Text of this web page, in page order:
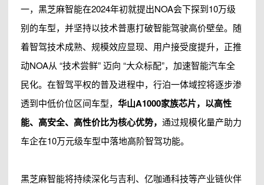
一，黑芝麻智能在2024年初就提出NOA会下探到10万级
别的车型，并坚持以技术普惠打破智能驾驶高价壁垒。随
着智驾技术成熟、规模效应显现、用户接受度提升，正推
动NOA从 “技术尝鲜” 迈向 “大众标配”，加速智能汽车全
民化。在智驾平权的普及进程中，行泊一体域控将逐步渗
透到中低价位区间车型， 华山A1000家族芯片，以高性
能、高安全、高性价比为核心优势， 通过规模化量产助力
车企在10万元级车型中落地高阶智驾功能。
黑芝麻智能将持续深化与吉利、亿咖通科技等产业链伙伴